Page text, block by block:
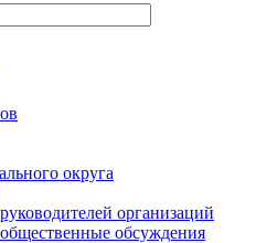
округа
организаций
обсуждения